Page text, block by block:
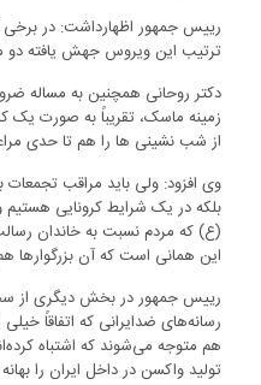
رییس جمهور اظهارداشت: در برخی
ترتیب این ویروس جهش یافته دو
دکتر روحانی همچنین به مساله
زمینه ماسک، تقریباً به صورت یک
از شب نشینی ها را هم تا حدی
وی افزود: ولی باید مراقب
بلکه در یک شرایط کرونایی
(ع) که مردم نسبت به خاندان
این همانی است که آن بزرگوارها
رییس جمهور در بخش دیگری از
رسانه‌های ضدایرانی که اتفاقاً
هم متوجه می‌شوند که اشتباه
تولید واکسن در داخل ایران را بهانه